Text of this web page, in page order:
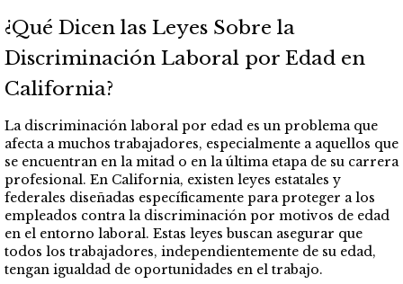
¿Qué Dicen las Leyes Sobre la
Discriminación Laboral por Edad en
California?
La discriminación laboral por edad es un problema que
afecta a muchos trabajadores, especialmente a aquellos que
se encuentran en la mitad o en la última etapa de su carrera
profesional. En California, existen leyes estatales y
federales diseñadas específicamente para proteger a los
empleados contra la discriminación por motivos de edad
en el entorno laboral. Estas leyes buscan asegurar que
todos los trabajadores, independientemente de su edad,
tengan igualdad de oportunidades en el trabajo.